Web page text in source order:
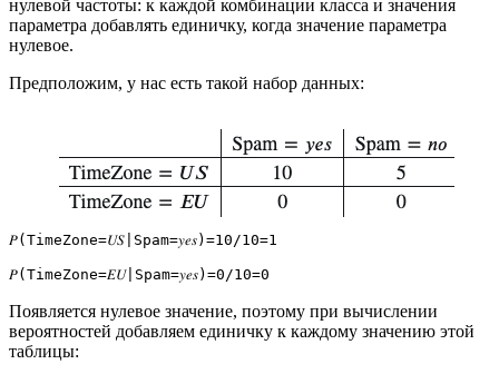
нулевой частоты: к каждой комбинации класса и значения
параметра добавлять единичку, когда значение параметра
нулевое.
Предположим, у нас есть такой набор данных:
𝑃(TimeZone=𝑈𝑆|Spam=𝑦𝑒𝑠)=10/10=1
𝑃(TimeZone=𝐸𝑈|Spam=𝑦𝑒𝑠)=0/10=0
Появляется нулевое значение, поэтому при вычислении
вероятностей добавляем единичку к каждому значению этой
таблицы: